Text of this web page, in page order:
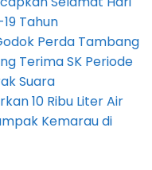
Tahun
Perda Tambang
Terima SK Periode
Suara
10 Ribu Liter Air
Kemarau di